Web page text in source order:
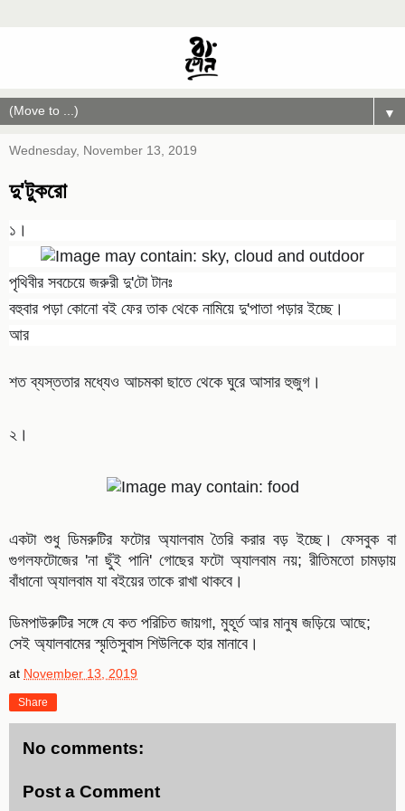
▼
Wednesday, November 13, 2019
দু'টুকরো
১।
পৃথিবীর সবচেয়ে জরুরী দু'টো টানঃ
বহুবার পড়া কোনো বই ফের তাক থেকে নামিয়ে দু'পাতা পড়ার ইচ্ছে।
আর
শত ব্যস্ততার মধ্যেও আচমকা ছাতে থেকে ঘুরে আসার হুজুগ।
২।
একটা শুধু ডিমরুটির ফটোর অ্যালবাম তৈরি করার বড় ইচ্ছে। ফেসবুক বা
গুগলফটোজের 'না ছুঁই পানি' গোছের ফটো অ্যালবাম নয়; রীতিমতো চামড়ায়
বাঁধানো অ্যালবাম যা বইয়ের তাকে রাখা থাকবে।
ডিমপাউরুটির সঙ্গে যে কত পরিচিত জায়গা, মুহূর্ত আর মানুষ জড়িয়ে আছে;
সেই অ্যালবামের স্মৃতিসুবাস শিউলিকে হার মানাবে।
at November 13, 2019
Share
No comments:
Post a Comment